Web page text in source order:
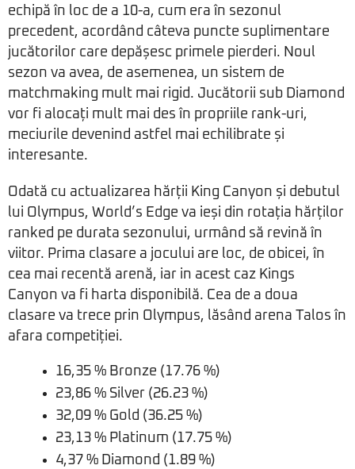
echipă în loc de a 10-a, cum era în sezonul
precedent, acordând câteva puncte suplimentare
jucătorilor care depășesc primele pierderi. Noul
sezon va avea, de asemenea, un sistem de
matchmaking mult mai rigid. Jucătorii sub Diamond
vor fi alocați mult mai des în propriile rank-uri,
meciurile devenind astfel mai echilibrate și
interesante.
Odată cu actualizarea hărții King Canyon și debutul
lui Olympus, World’s Edge va ieși din rotația hărților
ranked pe durata sezonului, urmând să revină în
viitor. Prima clasare a jocului are loc, de obicei, în
cea mai recentă arenă, iar in acest caz Kings
Canyon va fi harta disponibilă. Cea de a doua
clasare va trece prin Olympus, lăsând arena Talos în
afara competiției.
16,35 % Bronze (17.76 %)
23,86 % Silver (26.23 %)
32,09 % Gold (36.25 %)
23,13 % Platinum (17.75 %)
4,37 % Diamond (1.89 %)